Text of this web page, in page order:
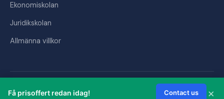
Ekonomiskolan
Juridikskolan
Allmänna villkor
© 2026 Sveago AB. Alla rättigheter förbehållna.
Få prisoffert redan idag! Contact us ×